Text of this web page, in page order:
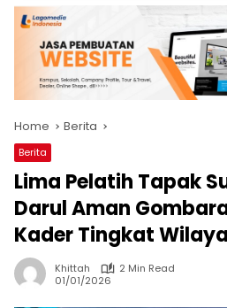
Home Berita
Berita
Lima Pelatih Tapak
Darul Aman
Kader Tingkat
Khittah
2 Min Read
01/01/2026